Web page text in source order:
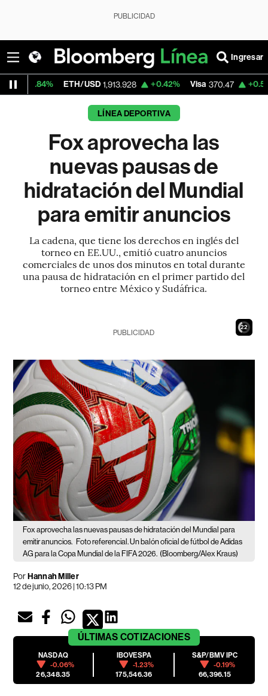
PUBLICIDAD
Ingresar
ETH/USD 1,913.928 +0.42% Visa 370.47 +0.52%
LÍNEA DEPORTIVA
Fox aprovecha las
nuevas pausas de
hidratación del Mundial
para emitir anuncios
La cadena, que tiene los derechos en inglés del
torneo en EE.UU., emitió cuatro anuncios
comerciales de unos dos minutos en total durante
una pausa de hidratación en el primer partido del
torneo entre México y Sudáfrica.
21
PUBLICIDAD
Fox aprovecha las nuevas pausas de hidratación del Mundial para
emitir anuncios. Foto referencial. Un balón oficial de fútbol de Adidas
AG para la Copa Mundial de la FIFA 2026. (Bloomberg/Alex Kraus)
PorHannah Miller
12 de junio, 2026 | 10:13 PM
ÚLTIMAS COTIZACIONES
NASDAQ
-0.06%
26,348.35
IBOVESPA
-1.23%
175,546.36
S&P/BMV IPC
-0.19%
66,396.15